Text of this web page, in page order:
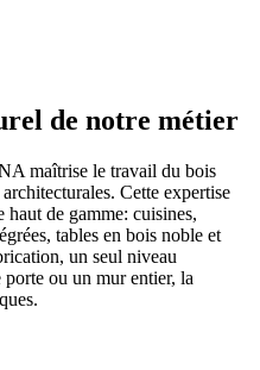
de notre métier
maîtrise le travail du bois
Cette expertise
haut de gamme: cuisines,
tables en bois noble et
un seul niveau
ou un mur entier, la